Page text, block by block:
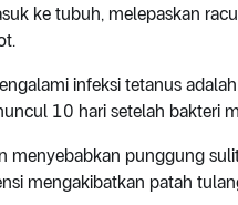
ke tubuh, melepaskan
infeksi tetanus
10 hari setelah bakteri
menyebabkan punggung
mengakibatkan patah